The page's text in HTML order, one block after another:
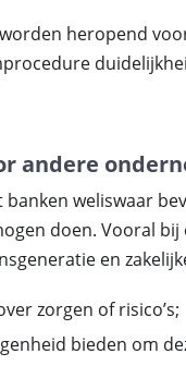
heropend
andere
weliswaar
doen. Vooral
en
zorgen of risico’s;
bieden om